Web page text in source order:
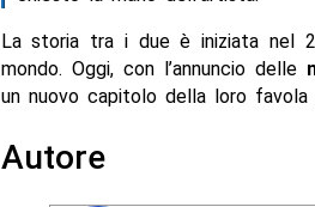
La storia tra i due è iniziata nel
mondo. Oggi, con l’annuncio delle
un nuovo capitolo della loro favola
Autore